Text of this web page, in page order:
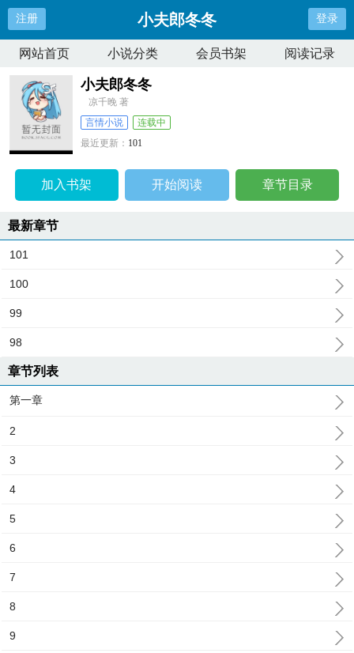
注册 小夫郎冬冬 登录
网站首页 小说分类 会员书架 阅读记录
小夫郎冬冬
凉千晚 著
言情小说
连载中
最近更新： 101
加入书架 开始阅读 章节目录
最新章节
101
100
99
98
章节列表
第一章
2
3
4
5
6
7
8
9